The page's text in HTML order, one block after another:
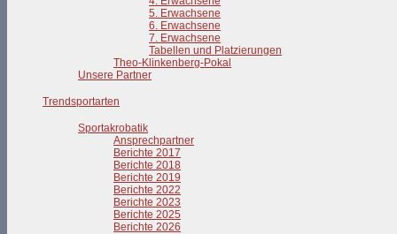
5. Erwachsene
6. Erwachsene
7. Erwachsene
Tabellen und Platzierungen
Theo-Klinkenberg-Pokal
Unsere Partner
Trendsportarten
Sportakrobatik
Ansprechpartner
Berichte 2017
Berichte 2018
Berichte 2019
Berichte 2022
Berichte 2023
Berichte 2025
Berichte 2026